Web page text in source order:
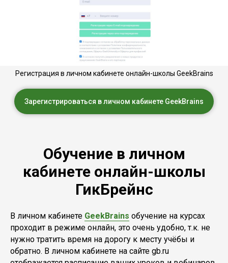
Регистрация в личном кабинете онлайн-школы GeekBrains
Зарегистрироваться в личном кабинете GeekBrains
Обучение в личном
кабинете онлайн-школы
ГикБрейнс
В личном кабинете GeekBrains обучение на курсах
проходит в режиме онлайн, это очень удобно, т.к. не
нужно тратить время на дорогу к месту учёбы и
обратно. В личном кабинете на сайте gb.ru